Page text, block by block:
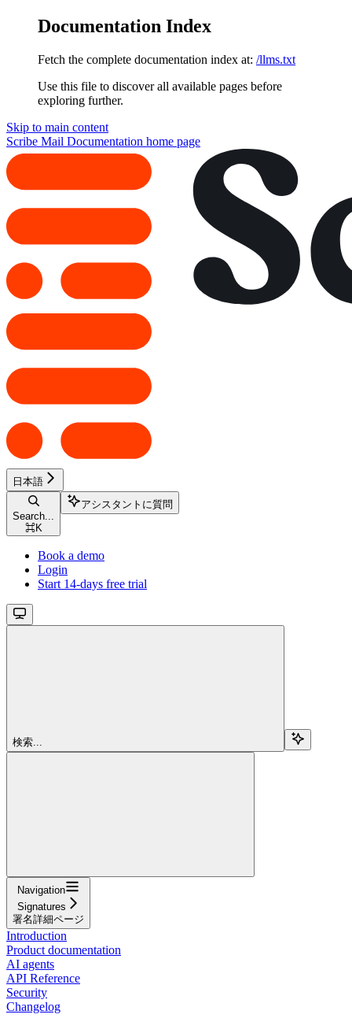
Documentation Index
Fetch the complete documentation index at: /llms.txt
Use this file to discover all available pages before
exploring further.
Skip to main content
Scribe Mail Documentation home page
日本語
Search...
⌘K
アシスタントに質問
Book a demo
Login
Start 14-days free trial
検索...
Navigation
Signatures
署名詳細ページ
Introduction
Product documentation
AI agents
API Reference
Security
Changelog